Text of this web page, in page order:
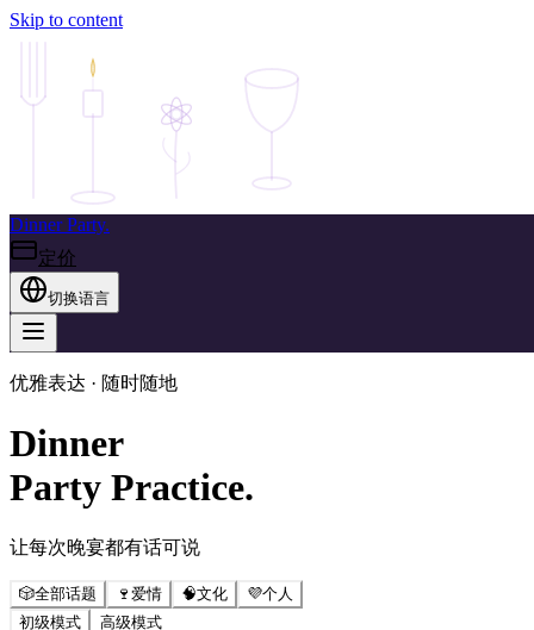
Skip to content
Dinner Party.
定价
切换语言
优雅表达 · 随时随地
Dinner
Party Practice.
让每次晚宴都有话可说
🎲全部话题 🍷 爱情 🧠文化 💜个人
初级模式
高级模式